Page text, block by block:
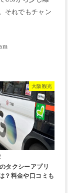
それでもチャン
大阪観光
タクシーアプリ
？料金や口コミも